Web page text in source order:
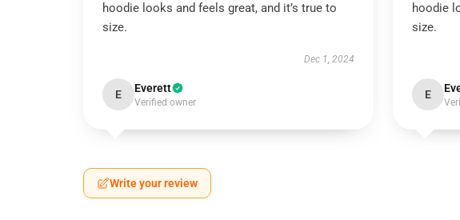
hoodie looks and feels great, and it’s true to
size.
Dec 1, 2024
E Everett
Verified owner
hoodie
size.
E
Write your review